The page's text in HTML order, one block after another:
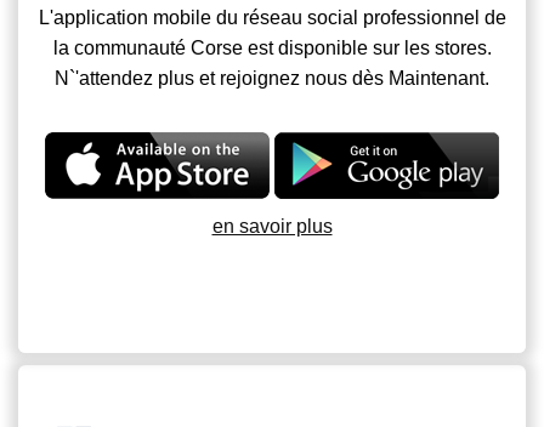
L'application mobile du réseau social professionnel de
la communauté Corse est disponible sur les stores.
N`'attendez plus et rejoignez nous dès Maintenant.
en savoir plus